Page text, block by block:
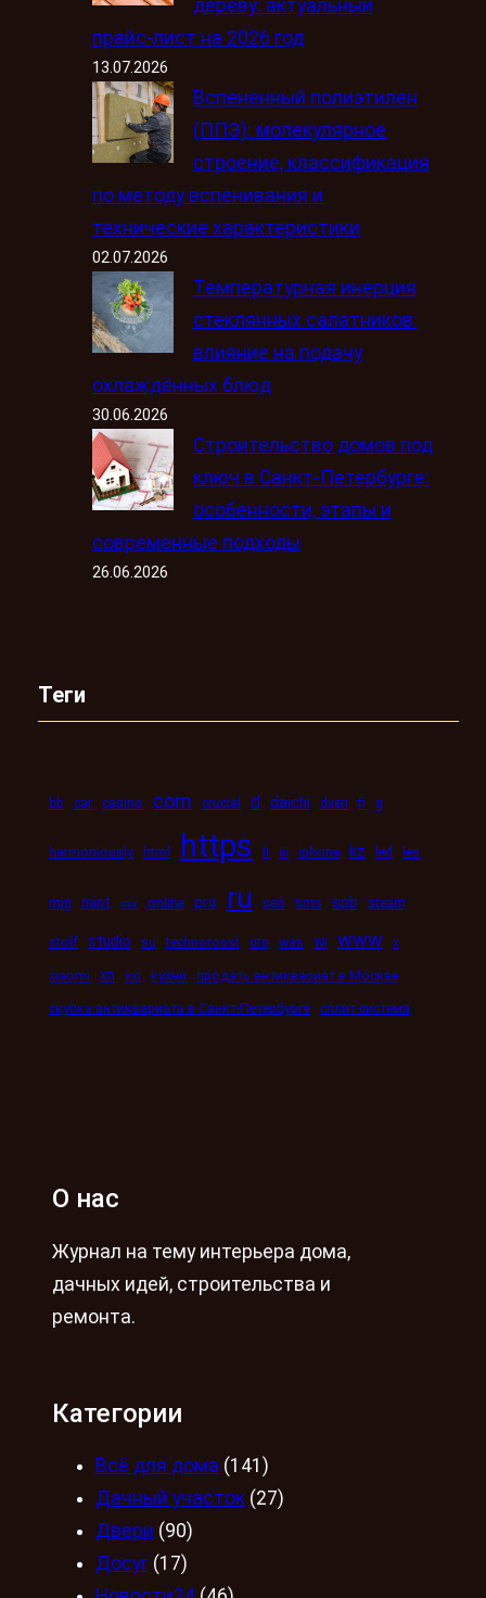
дереву: актуальный
прайс-лист на 2026 год
13.07.2026
Вспененный полиэтилен
(ППЭ): молекулярное
строение, классификация
по методу вспенивания и
технические характеристики
02.07.2026
Температурная инерция
стеклянных салатников:
влияние на подачу
охлаждённых блюд
30.06.2026
Строительство домов под
ключ в Санкт-Петербурге:
особенности, этапы и
современные подходы
26.06.2026
Теги
bb car casino com crucial d daichi dveri fi g
harmoniously html https ii iii iphone kz led les
mig mint mir online pro ru seo sms spb steam
stolf studio su technorosst utp was wi www x
xiaomi xn xxi кухни
продать антиквариат в Москве
скупка антиквариата в Санкт-Петербурге сплит-система
О нас
Журнал на тему интерьера дома,
дачных идей, строительства и
ремонта.
Категории
Всё для дома (141)
Дачный участок (27)
Двери (90)
Досуг (17)